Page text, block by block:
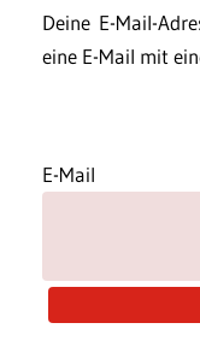
Deine E-Mail-
eine E-Mail mit
E-Mail